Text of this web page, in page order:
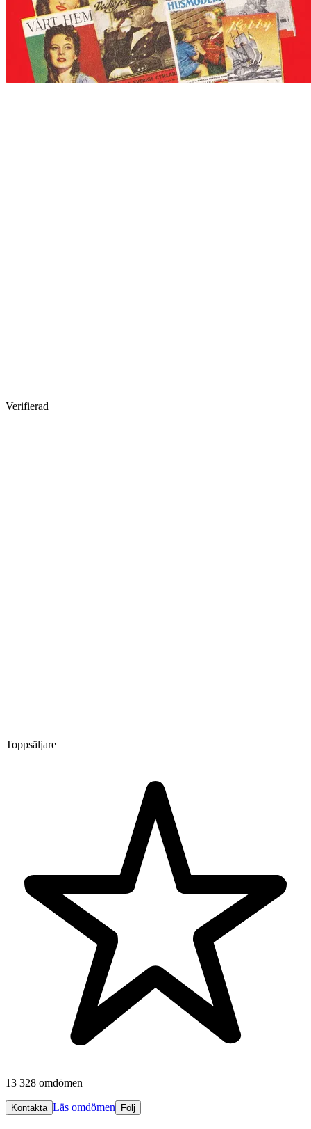
Verifierad
Toppsäljare
13 328 omdömen
Kontakta Läs omdömen Följ